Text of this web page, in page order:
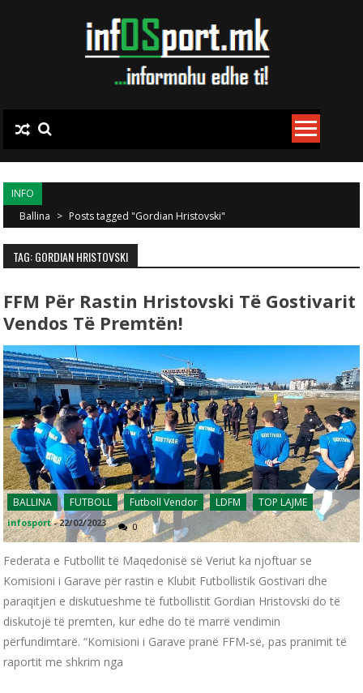
INFO
Ballina > Posts tagged "Gordian Hristovski"
TAG: GORDIAN HRISTOVSKI
FFM Për Rastin Hristovski Të Gostivarit
Vendos Të Premtën!
BALLINA FUTBOLL Futboll Vendor LDFM TOP LAJME
infosport -22/02/2023 0
Federata e Futbollit të Maqedonisë së Veriut ka njoftuar se
Komisioni i Garave për rastin e Klubit Futbollistik Gostivari dhe
paraqitjen e diskutueshme të futbollistit Gordian Hristovski do të
diskutojë të premten, kur edhe do të marrë vendimin
përfundimtarë. “Komisioni i Garave pranë FFM-së, pas pranimit të
raportit me shkrim nga